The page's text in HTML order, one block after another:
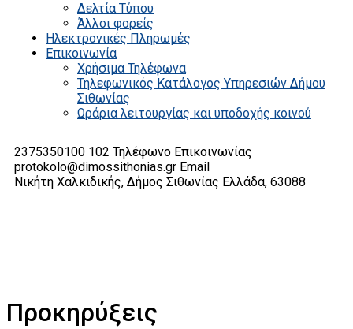
Δελτία Τύπου
Άλλοι φορείς
Ηλεκτρονικές Πληρωμές
Επικοινωνία
Χρήσιμα Τηλέφωνα
Τηλεφωνικός Κατάλογος Υπηρεσιών Δήμου
Σιθωνίας
Ωράρια λειτουργίας και υποδοχής κοινού
2375350100 102 Τηλέφωνο Επικοινωνίας
protokolo@dimossithonias.gr Email
Νικήτη Χαλκιδικής, Δήμος Σιθωνίας Ελλάδα, 63088
Προκηρύξεις